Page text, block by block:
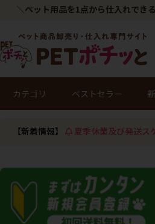
＼ペット用品を1点から仕入れでき
カテゴリ ベストセラー
【新着情報】 夏季休業及び発送ス